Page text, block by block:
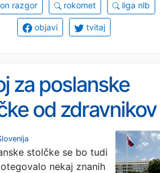
razgor rokomet liga nlb
objavi tvitaj
za poslanske
od zdravnikov
pa tudi
znanih obrazov
stolčke se bo tudi
nekaj znanih